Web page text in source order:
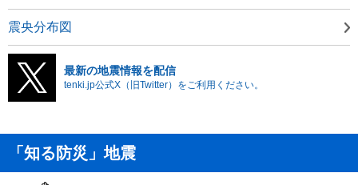
震央分布図
最新の地震情報を配信
tenki.jp公式X（旧Twitter）をご利用ください。
「知る防災」地震